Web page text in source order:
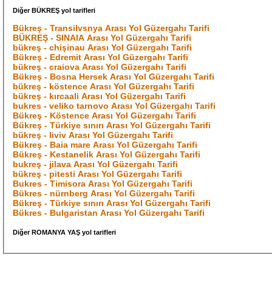
Diğer BÜKREŞ yol tarifleri
Bükreş - Transilvsnya Arası Yol Güzergahı Tarifi
BÜKREŞ - SINAIA Arası Yol Güzergahı Tarifi
bükreş - chişinau Arası Yol Güzergahı Tarifi
Bükreş - Edremit Arası Yol Güzergahı Tarifi
bükreş - craiova Arası Yol Güzergahı Tarifi
Bükreş - Bosna Hersek Arası Yol Güzergahı Tarifi
bükreş - köstence Arası Yol Güzergahı Tarifi
bükreş - kırcaali Arası Yol Güzergahı Tarifi
bukres - veliko tarnovo Arası Yol Güzergahı Tarifi
Bükreş - Köstence Arası Yol Güzergahı Tarifi
Bükreş - Türkiye sınırı Arası Yol Güzergahı Tarifi
bükreş - liviv Arası Yol Güzergahı Tarifi
Bükreş - Baia mare Arası Yol Güzergahı Tarifi
Bükreş - Kestanelik Arası Yol Güzergahı Tarifi
bukreş - jilava Arası Yol Güzergahı Tarifi
bükreş - pitesti Arası Yol Güzergahı Tarifi
Bukres - Timisora Arası Yol Güzergahı Tarifi
Bükres - nürnberg Arası Yol Güzergahı Tarifi
Bükreş - Türkiye sınırı Arası Yol Güzergahı Tarifi
Bükres - Bulgaristan Arası Yol Güzergahı Tarifi
Diğer ROMANYA YAŞ yol tarifleri